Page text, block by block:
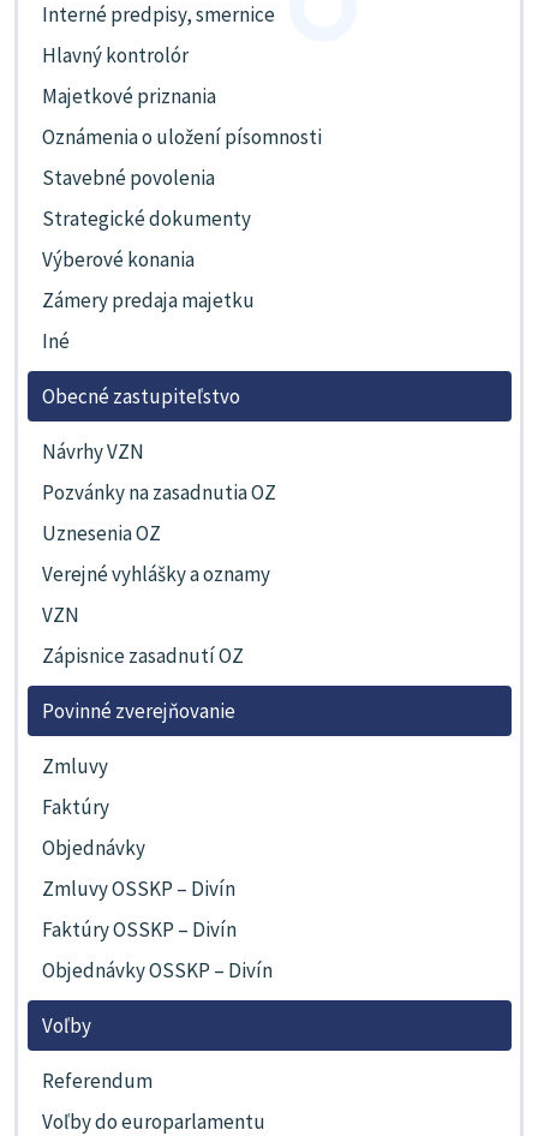
Interné predpisy, smernice
Hlavný kontrolór
Majetkové priznania
Oznámenia o uložení písomnosti
Stavebné povolenia
Strategické dokumenty
Výberové konania
Zámery predaja majetku
Iné
Obecné zastupiteľstvo
Návrhy VZN
Pozvánky na zasadnutia OZ
Uznesenia OZ
Verejné vyhlášky a oznamy
VZN
Zápisnice zasadnutí OZ
Povinné zverejňovanie
Zmluvy
Faktúry
Objednávky
Zmluvy OSSKP – Divín
Faktúry OSSKP – Divín
Objednávky OSSKP – Divín
Voľby
Referendum
Voľby do europarlamentu